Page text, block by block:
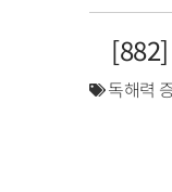
[882]
독해력